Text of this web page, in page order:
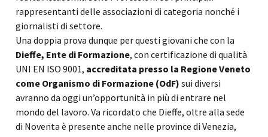
rappresentanti delle associazioni di categoria nonché i
giornalisti di settore.
Una doppia prova dunque per questi giovani che con la
Dieffe, Ente di Formazione, con certificazione di qualità
UNI EN ISO 9001, accreditata presso la Regione Veneto
come Organismo di Formazione (OdF) sui diversi
avranno da oggi un’opportunità in più di entrare nel
mondo del lavoro. Va ricordato che Dieffe, oltre alla sede
di Noventa è presente anche nelle province di Venezia,